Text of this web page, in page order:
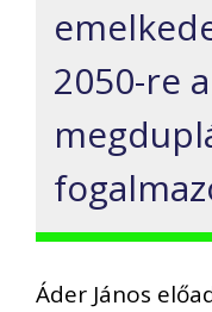
2050-re
Áder János